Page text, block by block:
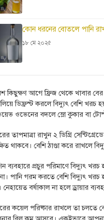
কোন ধরনের বোতলে পানি
১৮ মে ২০২৫
কিছুক্ষণ আগে ফ্রিজ থেকে খাবার
ডিফ্রস্ট করলে বিদ্যুৎ বেশি খরচ
ওভেনের বদলে স্লো কুকার বা
তাপমাত্রা রাখুন ২ ডিগ্রি
থাকবে। বেশি ঠাণ্ডা করে রাখলে
ব্যবহারে প্রচুর পরিমাণে বিদ্যুৎ
পানি গরম করতে বেশি বিদ্যুৎ
নেহায়েত বর্ষাকাল না হলে ড্রায়ার
কয়েল পরিষ্কার রাখলে তা চলতে